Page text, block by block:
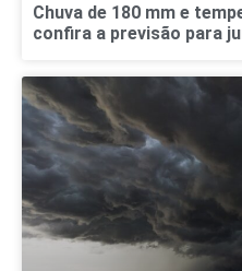
Chuva de 180 mm e
confira a previsão para